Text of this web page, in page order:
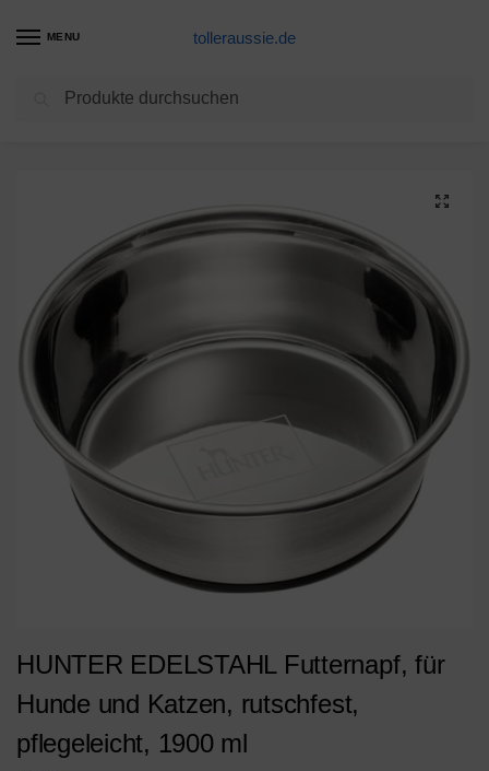
MENU tolleraussie.de
Futternapf Fressnapf Produkte
HUNTER EDELSTAHL Futternapf, für
Hunde und Katzen, rutschfest,
pflegeleicht, 1900 ml